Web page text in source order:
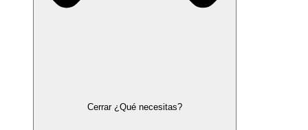
Cerrar ¿Qué necesitas?